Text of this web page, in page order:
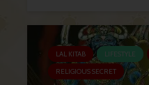
LAL KITAB LIFESTYLE
RELIGIOUS SECRET